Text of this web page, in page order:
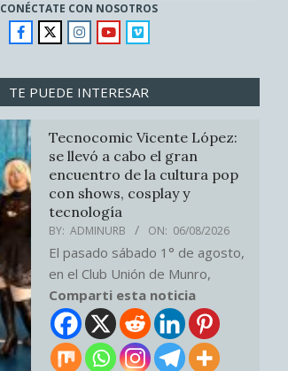
CONÉCTATE CON NOSOTROS
TE PUEDE INTERESAR
Tecnocomic Vicente López:
se llevó a cabo el gran
encuentro de la cultura pop
con shows, cosplay y
tecnología
BY: ADMINURB ON: 06/08/2026
El pasado sábado 1° de agosto,
en el Club Unión de Munro,
Comparti esta noticia